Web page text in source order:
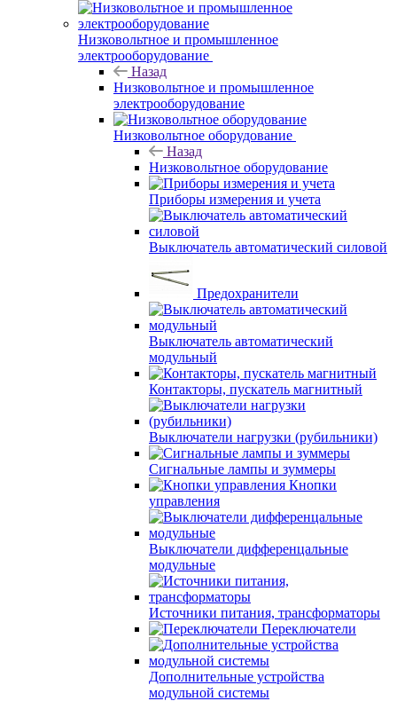
Низковольтное и промышленное
электрооборудование
Назад
Низковольтное и промышленное
электрооборудование
Низковольтное оборудование
Назад
Низковольтное оборудование
Приборы измерения и учета
Выключатель автоматический силовой
Предохранители
Выключатель автоматический
модульный
Контакторы, пускатель магнитный
Выключатели нагрузки (рубильники)
Сигнальные лампы и зуммеры
Кнопки
управления
Выключатели дифференцальные
модульные
Источники питания, трансформаторы
Переключатели
Дополнительные устройства
модульной системы